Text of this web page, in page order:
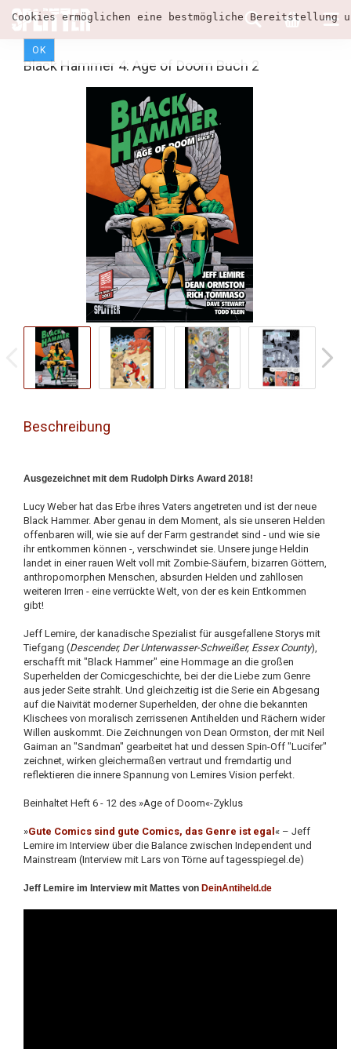
Cookies ermöglichen eine bestmögliche
OK
Black Hammer 4: Age of Doom Buch 2
Beschreibung
Ausgezeichnet mit dem Rudolph Dirks Award 2018!
Lucy Weber hat das Erbe ihres Vaters angetreten und ist der neue
Black Hammer. Aber genau in dem Moment, als sie unseren Helden
offenbaren will, wie sie auf der Farm gestrandet sind - und wie sie
ihr entkommen können -, verschwindet sie. Unsere junge Heldin
landet in einer rauen Welt voll mit Zombie-Säufern, bizarren Göttern,
anthropomorphen Menschen, absurden Helden und zahllosen
weiteren Irren - eine verrückte Welt, von der es kein Entkommen
gibt!
Jeff Lemire, der kanadische Spezialist für ausgefallene Storys mit
Tiefgang (Descender, Der Unterwasser-Schweißer, Essex County),
erschafft mit "Black Hammer" eine Hommage an die großen
Superhelden der Comicgeschichte, bei der die Liebe zum Genre
aus jeder Seite strahlt. Und gleichzeitig ist die Serie ein Abgesang
auf die Naivität moderner Superhelden, der ohne die bekannten
Klischees von moralisch zerrissenen Antihelden und Rächern wider
Willen auskommt. Die Zeichnungen von Dean Ormston, der mit Neil
Gaiman an "Sandman" gearbeitet hat und dessen Spin-Off "Lucifer"
zeichnet, wirken gleichermaßen vertraut und fremdartig und
reflektieren die innere Spannung von Lemires Vision perfekt.
Beinhaltet Heft 6 - 12 des »Age of Doom«-Zyklus
»Gute Comics sind gute Comics, das Genre ist egal « – Jeff
Lemire im Interview über die Balance zwischen Independent und
Mainstream (Interview mit Lars von Törne auf tagesspiegel.de)
Jeff Lemire im Interview mit Mattes von DeinAntiheld.de